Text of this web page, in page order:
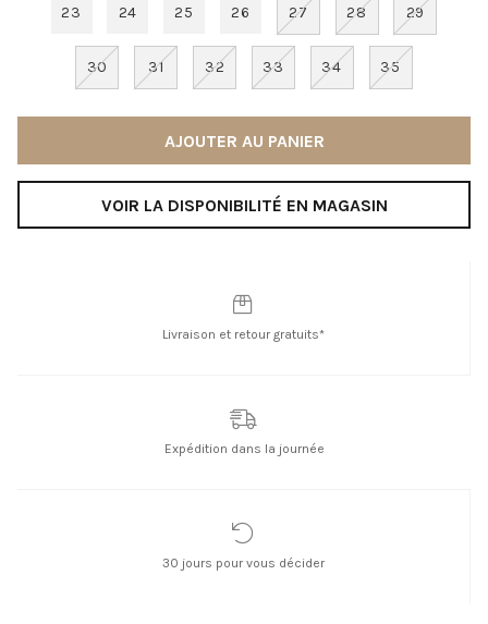
23 24 25 26 27 28 29
30 31 32 33 34 35
AJOUTER AU PANIER
VOIR LA DISPONIBILITÉ EN MAGASIN
Livraison et retour gratuits*
Expédition dans la journée
30 jours pour vous décider